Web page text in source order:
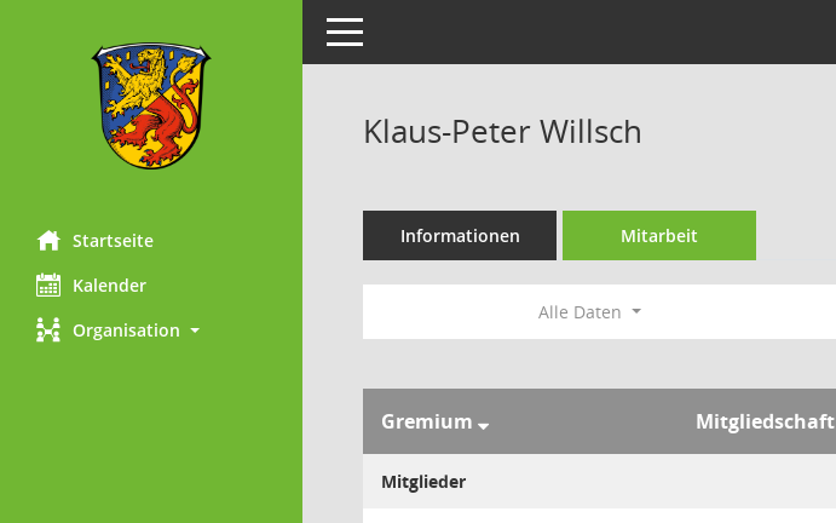
Startseite
Kalender
Organisation
Toggle navigation
Klaus-Peter Willsch
Informationen Mitarbeit
Alle Daten
Gremium Mitgliedschaft
Mitglieder